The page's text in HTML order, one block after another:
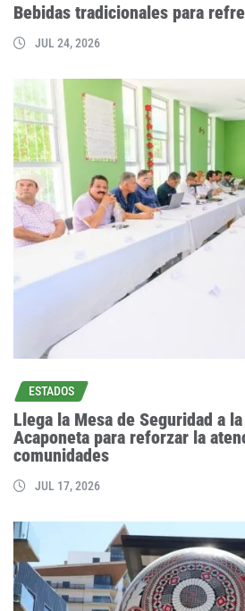
Bebidas tradicionales para
JUL 24, 2026
ESTADOS
Llega la Mesa de Seguridad a
Acaponeta para reforzar la
comunidades
JUL 17, 2026